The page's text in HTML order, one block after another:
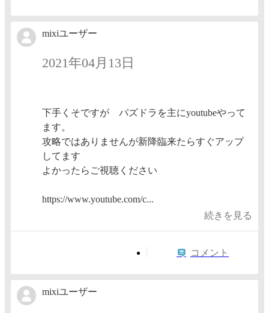
mixiユーザー
2021年04月13日
下手くそですが パズドラを主にyoutubeやって
ます。
攻略ではありませんが新降臨来たらすぐアップ
してます
よかったらご視聴ください
https://www.youtube.com/c...
続きを見る
コメント
mixiユーザー